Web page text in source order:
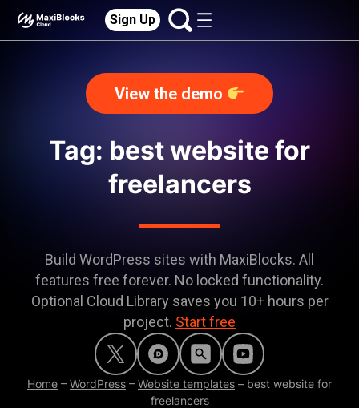
Sign Up
View the demo
Tag: best website for
freelancers
Build WordPress sites with MaxiBlocks. All
features free forever. No locked functionality.
Optional Cloud Library saves you 10+ hours per
project. Start free
Home – WordPress – Website templates – best website for
freelancers